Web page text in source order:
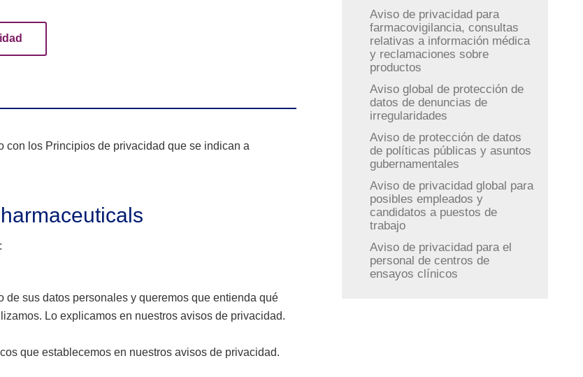
Aviso de privacidad para
farmacovigilancia, consultas
relativas a información médica
y reclamaciones sobre
productos
Aviso global de protección de
datos de denuncias de
irregularidades
Aviso de protección de datos
de políticas públicas y asuntos
gubernamentales
Aviso de privacidad global para
posibles empleados y
candidatos a puestos de
trabajo
Aviso de privacidad para el
personal de centros de
ensayos clínicos
con los Principios de privacidad que se indican a
sus datos personales y queremos que entienda qué
Lo explicamos en nuestros avisos de privacidad.
que establecemos en nuestros avisos de privacidad.